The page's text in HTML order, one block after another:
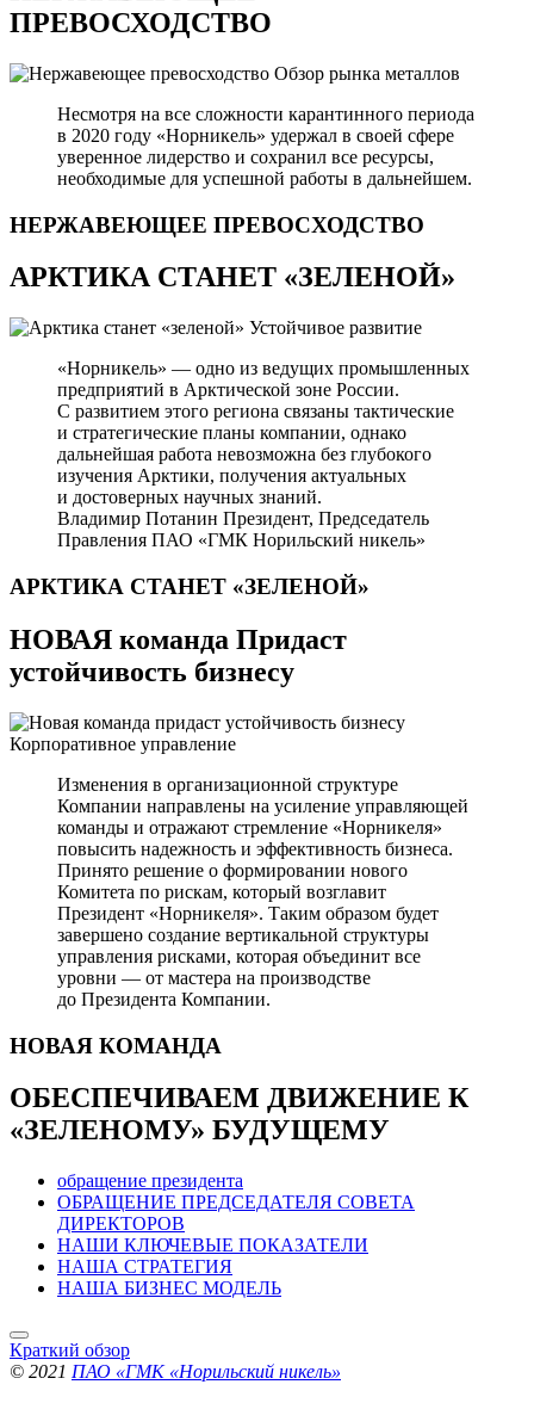
ПРЕВОСХОДСТВО
Обзор рынка металлов
Несмотря на все сложности карантинного периода
в 2020 году «Норникель» удержал в своей сфере
уверенное лидерство и сохранил все ресурсы,
необходимые для успешной работы в дальнейшем.
НЕРЖАВЕЮЩЕЕ ПРЕВОСХОДСТВО
АРКТИКА СТАНЕТ «ЗЕЛЕНОЙ»
Устойчивое развитие
«Норникель» — одно из ведущих промышленных
предприятий в Арктической зоне России.
С развитием этого региона связаны тактические
и стратегические планы компании, однако
дальнейшая работа невозможна без глубокого
изучения Арктики, получения актуальных
и достоверных научных знаний.
Владимир Потанин Президент, Председатель
Правления ПАО «ГМК Норильский никель»
АРКТИКА СТАНЕТ «ЗЕЛЕНОЙ»
НОВАЯ команда Придаст
устойчивость бизнесу
Корпоративное управление
Изменения в организационной структуре
Компании направлены на усиление управляющей
команды и отражают стремление «Норникеля»
повысить надежность и эффективность бизнеса.
Принято решение о формировании нового
Комитета по рискам, который возглавит
Президент «Норникеля». Таким образом будет
завершено создание вертикальной структуры
управления рисками, которая объединит все
уровни — от мастера на производстве
до Президента Компании.
НОВАЯ КОМАНДА
ОБЕСПЕЧИВАЕМ ДВИЖЕНИЕ К
«ЗЕЛЕНОМУ» БУДУЩЕМУ
обращение президента
ОБРАЩЕНИЕ ПРЕДСЕДАТЕЛЯ СОВЕТА
ДИРЕКТОРОВ
НАШИ КЛЮЧЕВЫЕ ПОКАЗАТЕЛИ
НАША СТРАТЕГИЯ
НАША БИЗНЕС МОДЕЛЬ
Краткий обзор
© 2021 ПАО «ГМК «Норильский никель»